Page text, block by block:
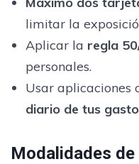
limitar la
Aplicar la regla
personales.
Usar aplicaciones
diario de tus
Modalidades